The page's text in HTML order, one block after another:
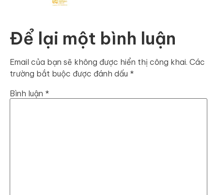
Để lại một bình luận
Email của bạn sẽ không được hiển thị công khai. Các
trường bắt buộc được đánh dấu *
Bình luận *